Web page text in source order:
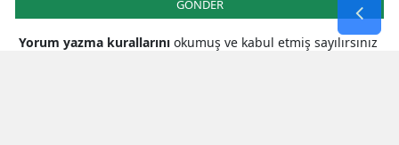
GÖNDER
Yorum yazma kurallarını okumuş ve kabul etmiş sayılırsınız